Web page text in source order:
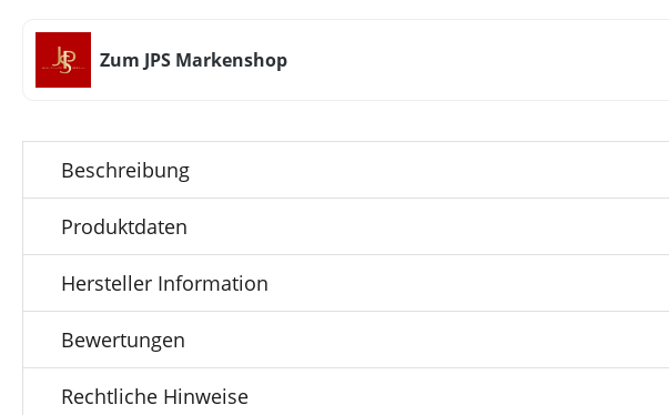
Zum JPS Markenshop
Beschreibung
Produktdaten
Hersteller Information
Bewertungen
Rechtliche Hinweise